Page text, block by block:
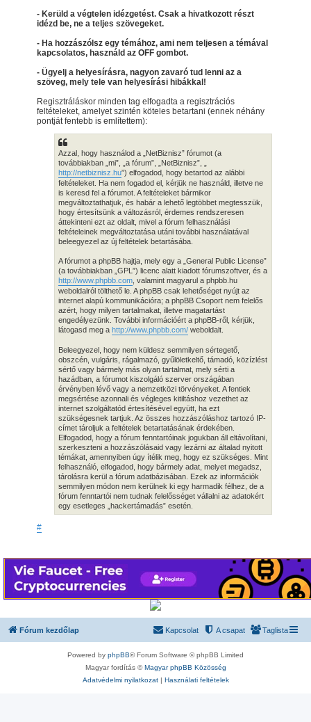
- Kerüld a végtelen idézgetést. Csak a hivatkozott részt
idézd be, ne a teljes szövegeket.
- Ha hozzászólsz egy témához, ami nem teljesen a témával
kapcsolatos, használd az OFF gombot.
- Ügyelj a helyesírásra, nagyon zavaró tud lenni az a
szöveg, mely tele van helyesírási hibákkal!
Regisztráláskor minden tag elfogadta a regisztrációs
feltételeket, amelyet szintén köteles betartani (ennek néhány
pontját fentebb is említettem):
Azzal, hogy használod a „NetBiznisz” fórumot (a
továbbiakban „mi”, „a fórum”, „NetBiznisz”, „
http://netbiznisz.hu”) elfogadod, hogy betartod az alábbi
feltételeket. Ha nem fogadod el, kérjük ne használd, illetve ne
is keresd fel a fórumot. A feltételeket bármikor
megváltoztathatjuk, és habár a lehető legtöbbet megtesszük,
hogy értesítsünk a változásról, érdemes rendszeresen
áttekinteni ezt az oldalt, mivel a fórum felhasználási
feltételeinek megváltoztatása utáni további használatával
beleegyezel az új feltételek betartásába.
A fórumot a phpBB hajtja, mely egy a „General Public License”
(a továbbiakban „GPL”) licenc alatt kiadott fórumszoftver, és a
http://www.phpbb.com , valamint magyarul a phpbb.hu
weboldalról tölthető le. A phpBB csak lehetőséget nyújt az
internet alapú kommunikációra; a phpBB Csoport nem felelős
azért, hogy milyen tartalmakat, illetve magatartást
engedélyezünk. További információért a phpBB-ről, kérjük,
látogasd meg a http://www.phpbb.com/ weboldalt.
Beleegyezel, hogy nem küldesz semmilyen sértegető,
obszcén, vulgáris, rágalmazó, gyűlöletkeltő, támadó, közízlést
sértő vagy bármely más olyan tartalmat, mely sérti a
hazádban, a fórumot kiszolgáló szerver országában
érvényben lévő vagy a nemzetközi törvényeket. A fentiek
megsértése azonnali és végleges kitiltáshoz vezethet az
internet szolgáltatód értesítésével együtt, ha ezt
szükségesnek tartjuk. Az összes hozzászóláshoz tartozó IP-
címet tároljuk a feltételek betartatásának érdekében.
Elfogadod, hogy a fórum fenntartóinak jogukban áll eltávolítani,
szerkeszteni a hozzászólásaid vagy lezárni az általad nyitott
témákat, amennyiben úgy ítélik meg, hogy ez szükséges. Mint
felhasználó, elfogadod, hogy bármely adat, melyet megadsz,
tárolásra kerül a fórum adatbázisában. Ezek az információk
semmilyen módon nem kerülnek ki egy harmadik félhez, de a
fórum fenntartói nem tudnak felelősséget vállalni az adatokért
egy esetleges „hackertámadás” esetén.
#
Fórum kezdőlap Taglista
A csapat
Kapcsolat
Powered by phpBB® Forum Software © phpBB Limited
Magyar fordítás © Magyar phpBB Közösség
Adatvédelmi nyilatkozat| Használati feltételek